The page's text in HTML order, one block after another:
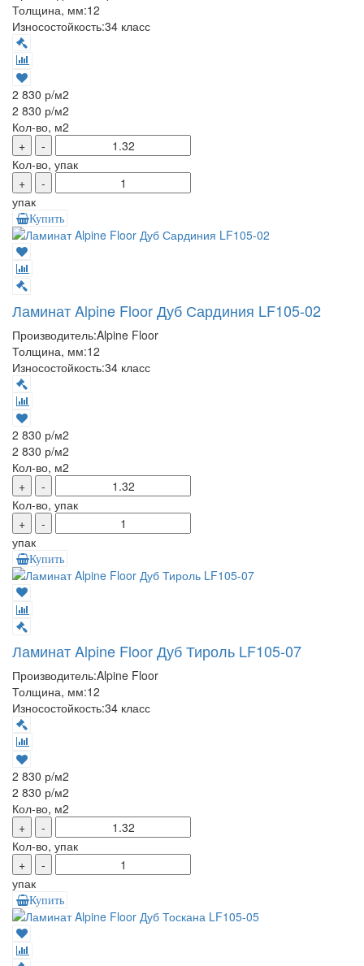
Толщина, мм:12
Износостойкость:34 класс
2 830 р/м2
2 830 р/м2
Кол-во, м2
+
-
Кол-во, упак
+
-
упак
Купить
Ламинат Alpine Floor Дуб Сардиния LF105-02
Производитель:Alpine Floor
Толщина, мм:12
Износостойкость:34 класс
2 830 р/м2
2 830 р/м2
Кол-во, м2
+
-
Кол-во, упак
+
-
упак
Купить
Ламинат Alpine Floor Дуб Тироль LF105-07
Производитель:Alpine Floor
Толщина, мм:12
Износостойкость:34 класс
2 830 р/м2
2 830 р/м2
Кол-во, м2
+
-
Кол-во, упак
+
-
упак
Купить